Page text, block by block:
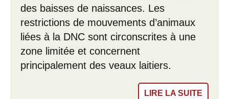
des baisses de naissances. Les
restrictions de mouvements d’animaux
liées à la DNC sont circonscrites à une
zone limitée et concernent
principalement des veaux laitiers.
LIRE LA SUITE